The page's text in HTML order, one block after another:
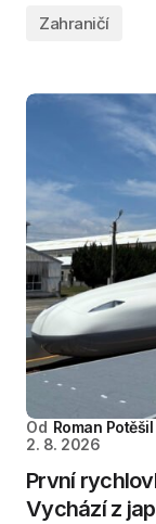
Zahraničí
Od Roman Potěšil
2. 8. 2026
První
Vychází z